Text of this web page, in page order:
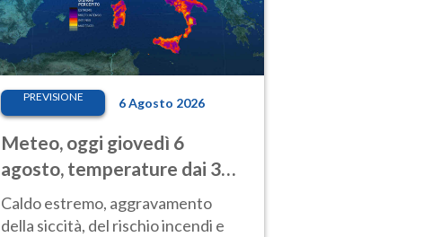
PREVISIONE 6 Agosto 2026
Meteo, oggi giovedì 6
agosto, temperature dai 33
ai 40 gradi
Caldo estremo, aggravamento
della siccità, del rischio incendi e